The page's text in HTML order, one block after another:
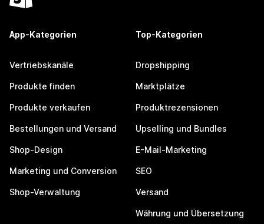
App-Kategorien
Vertriebskanäle
Produkte finden
Produkte verkaufen
Bestellungen und Versand
Shop-Design
Marketing und Conversion
Shop-Verwaltung
Top-Kategorien
Dropshipping
Marktplätze
Produktrezensionen
Upselling und Bundles
E-Mail-Marketing
SEO
Versand
Währung und Übersetzung